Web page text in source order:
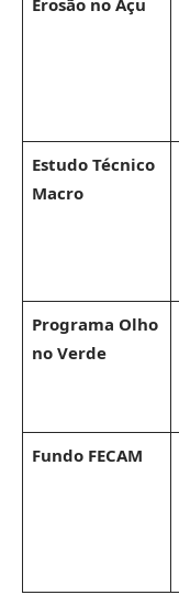
Erosão no Açu
Estudo Técnico
Macro
Programa Olho
no Verde
Fundo FECAM